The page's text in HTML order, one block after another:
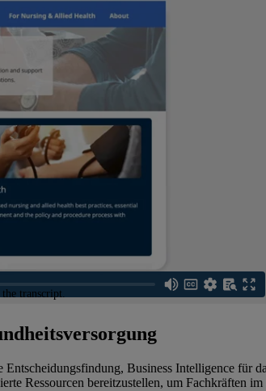
Business Intelligence für
Ressourcen bereitzustellen, um Fachkräften